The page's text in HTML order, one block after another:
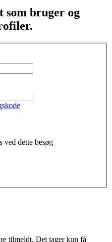
bruger og
ved dette besøg
tilmeldt. Det tager kun få